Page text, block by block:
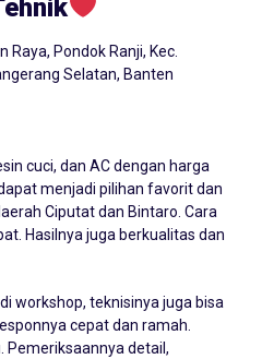
Raya, Pondok Ranji, Kec.
Selatan, Banten
cuci, dan AC dengan harga
menjadi pilihan favorit dan
Ciputat dan Bintaro. Cara
Hasilnya juga berkualitas dan
workshop, teknisinya juga bisa
cepat dan ramah.
Pemeriksaannya detail,